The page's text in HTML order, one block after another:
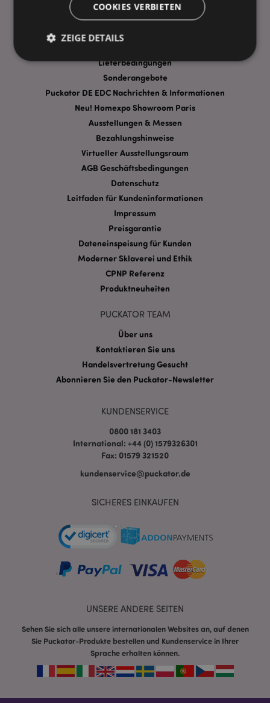
Lieferbedingungen
Sonderangebote
Puckator DE EDC Nachrichten & Informationen
Neu! Homexpo Showroom Paris
Ausstellungen & Messen
Bezahlungshinweise
Virtueller Ausstellungsraum
AGB Geschäftsbedingungen
Datenschutz
Leitfaden für Kundeninformationen
Impressum
Preisgarantie
Dateneinspeisung für Kunden
Moderner Sklaverei und Ethik
CPNP Referenz
Produktneuheiten
PUCKATOR TEAM
Über uns
Kontaktieren Sie uns
Handelsvertretung Gesucht
Abonnieren Sie den Puckator-Newsletter
KUNDENSERVICE
0800 181 3403
International: +44 (0) 1579326301
Fax: 01579 321520
kundenservice@puckator.de
SICHERES EINKAUFEN
UNSERE ANDERE SEITEN
Sehen Sie sich alle unsere internationalen Websites an, auf denen
Sie Puckator-Produkte bestellen und Kundenservice in Ihrer
Sprache erhalten können.
COOKIES VERBIETEN
ZEIGE DETAILS
Unbedingt notwendige
Streng-notwendige-Cookies ermöglichen
Kernfunktionen der Website wie die
Benutzeranmeldung und die Kontoverwaltung.
Ohne unbedingt notwendige cookies kann die
Website nicht richtig genutzt werden.
CookieScriptConsent
PHPSESSID
.www.puckator.de
mage-messages
Adobe Inc.
mage-cache-sessid
Datenschutzbestimmungen von Google